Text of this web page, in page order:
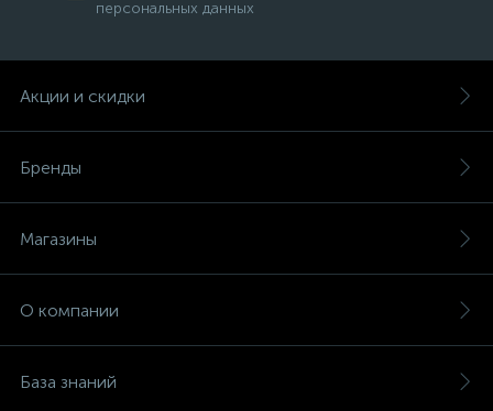
персональных данных
Акции и скидки
Бренды
Магазины
О компании
База знаний